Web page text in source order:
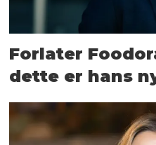
Forlater
dette er hans